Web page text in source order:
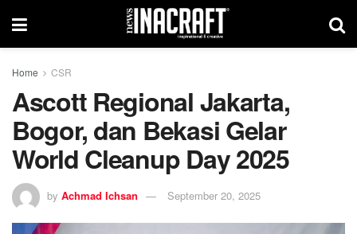
Home CSR
Ascott Regional Jakarta,
Bogor, dan Bekasi Gelar
World Cleanup Day 2025
by Achmad Ichsan September 20, 2025